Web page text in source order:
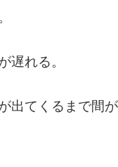
れる。
てくるまで間が